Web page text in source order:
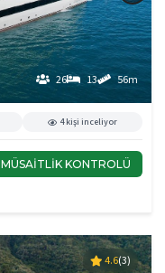
26 13 56m
4 kişi inceliyor
MÜSAITLIK KONTROLÜ
4.6(3)